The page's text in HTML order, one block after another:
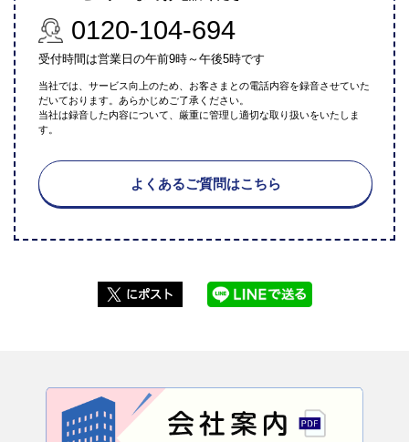
0120-104-694
受付時間は営業日の午前9時～午後5時です
当社では、サービス向上のため、お客さまとの電話内容を録音させていた
だいております。あらかじめご了承ください。
当社は録音した内容について、厳重に管理し適切な取り扱いをいたしま
す。
よくあるご質問はこちら